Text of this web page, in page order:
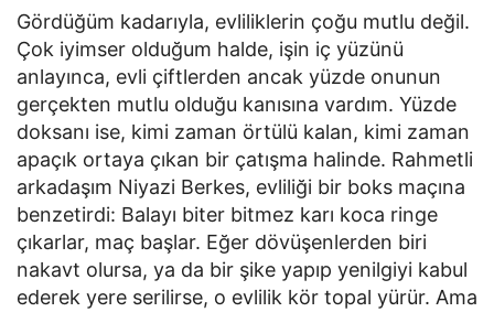
Gördüğüm kadarıyla, evliliklerin çoğu mutlu değil.
Çok iyimser olduğum halde, işin iç yüzünü
anlayınca, evli çiftlerden ancak yüzde onunun
gerçekten mutlu olduğu kanısına vardım. Yüzde
doksanı ise, kimi zaman örtülü kalan, kimi zaman
apaçık ortaya çıkan bir çatışma halinde. Rahmetli
arkadaşım Niyazi Berkes, evliliği bir boks maçına
benzetirdi: Balayı biter bitmez karı koca ringe
çıkarlar, maç başlar. Eğer dövüşenlerden biri
nakavt olursa, ya da bir şike yapıp yenilgiyi kabul
ederek yere serilirse, o evlilik kör topal yürür. Ama